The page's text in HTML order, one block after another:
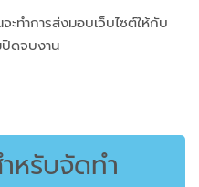
ะทำการส่งมอบเว็บไซต์ให้กับ
ดจบงาน
หรับจัดทำ